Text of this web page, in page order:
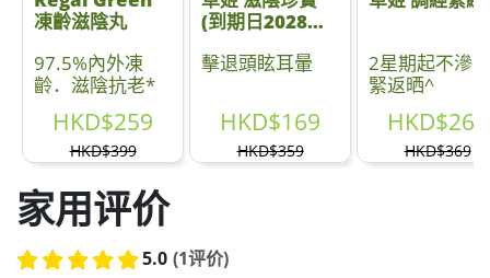
凍齡滋陰丸
97.5%內外凍
齡．滋陰抗老*
HKD$259
HKD$399
(到期日2028年4
擊退頭眩耳暈
HKD$169
HKD$359
2星期起不滲💦
緊返晒^
HKD$268
HKD$369
家用评价
5.0 (1评价)